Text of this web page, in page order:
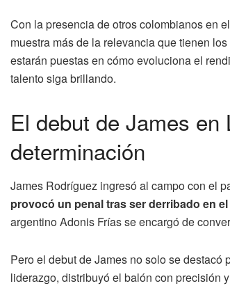
Con la presencia de otros colombianos en
muestra más de la relevancia que tienen
estarán puestas en cómo evoluciona el
talento siga brillando.
El debut de James
determinación
James Rodríguez ingresó al campo con el
provocó un penal tras ser derribado en
argentino Adonis Frías se encargó de
Pero el debut de James no solo se destacó
liderazgo, distribuyó el balón con precisión